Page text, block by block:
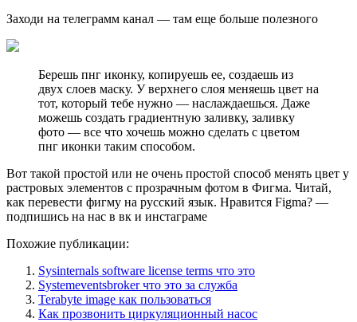
Заходи на телеграмм канал — там еще больше полезного
Берешь пнг иконку, копируешь ее, создаешь из
двух слоев маску. У верхнего слоя меняешь цвет на
тот, который тебе нужно — наслаждаешься. Даже
можешь создать градиентную заливку, заливку
фото — все что хочешь можно сделать с цветом
пнг иконки таким способом.
Вот такой простой или не очень простой способ менять цвет у
растровых элементов с прозрачным фотом в Фигма. Читай,
как перевести фигму на русский язык. Нравится Figma? —
подпишись на нас в вк и инстаграме
Похожие публикации:
Sysinternals software license terms что это
Systemeventsbroker что это за служба
Terabyte image как пользоваться
Как прозвонить циркуляционный насос